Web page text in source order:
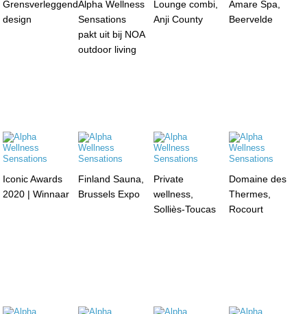
Grensverleggend
design
Alpha Wellness
Sensations
pakt uit bij NOA
outdoor living
Lounge combi,
Anji County
Amare Spa,
Beervelde
Iconic Awards
2020 | Winnaar
Finland Sauna,
Brussels Expo
Private
wellness,
Solliès-Toucas
Domaine des
Thermes,
Rocourt